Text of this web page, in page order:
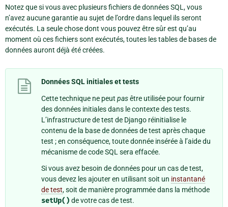
Notez que si vous avec plusieurs fichiers de données SQL, vous
n’avez aucune garantie au sujet de l’ordre dans lequel ils seront
exécutés. La seule chose dont vous pouvez être sûr est qu’au
moment où ces fichiers sont exécutés, toutes les tables de bases de
données auront déjà été créées.
Données SQL initiales et tests
Cette technique ne peut pasêtre utilisée pour fournir
des données initiales dans le contexte des tests.
L’infrastructure de test de Django réinitialise le
contenu de la base de données de test après chaque
test ; en conséquence, toute donnée insérée à l’aide du
mécanisme de code SQL sera effacée.
Si vous avez besoin de données pour un cas de test,
vous devez les ajouter en utilisant soit un instantané
de test, soit de manière programmée dans la méthode
setUp() de votre cas de test.